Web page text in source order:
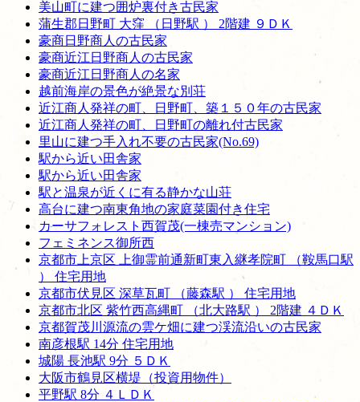
美山町に建つ囲炉裏付き古民家
蒲生郡日野町 大窪 （日野駅 ） 2階建 ９ＤＫ
豪商日野商人の古民家
豪商近江日野商人の古民家
豪商近江日野商人の名家
越前海岸の景色が絶景な別荘
近江商人発祥の町、日野町、築１５０年の古民家
近江商人発祥の町、日野町の離れ付古民家
里山に建つ手入れ不要の古民家(No.69)
駅から近い田舎家
駅から近い田舎家
駅と温泉が近くに有る静かな山荘
高台に建つ南東角地の家庭菜園付き住宅
カーサフォレスト西賀茂(一棟売マンション)
フェミネンス御所西
京都市上京区 上御霊前通新町東入継孝院町 （鞍馬口駅
） 住宅用地
京都市伏見区 深草瓦町 （藤森駅 ） 住宅用地
京都市北区 紫竹西高縄町 （北大路駅 ） 2階建 ４ＤＫ
京都賀茂川源流の雲ケ畑に建つ渓流沿いの古民家
南彦根駅 14分 住宅用地
城陽 長池駅 9分 ５ＤＫ
大阪市鶴見区横堤（投資用物件）
平野駅 8分 ４ＬＤＫ